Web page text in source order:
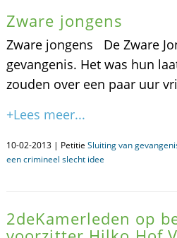
Zware jongens
Zware jongens De Zware
gevangenis. Het was hun
zouden over een paar uur
+Lees meer...
10-02-2013 | Petitie Sluiting van
een crimineel slecht idee
2deKamerleden op